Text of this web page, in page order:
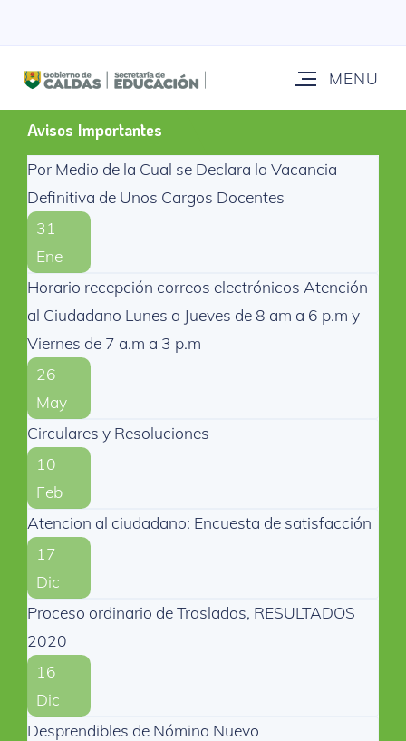
Avisos Importantes
Por Medio de la Cual se Declara la Vacancia
Definitiva de Unos Cargos Docentes
31
Ene
Horario recepción correos electrónicos Atención
al Ciudadano Lunes a Jueves de 8 am a 6 p.m y
Viernes de 7 a.m a 3 p.m
26
May
Circulares y Resoluciones
10
Feb
Atencion al ciudadano: Encuesta de satisfacción
17
Dic
Proceso ordinario de Traslados, RESULTADOS
2020
16
Dic
Desprendibles de Nómina Nuevo